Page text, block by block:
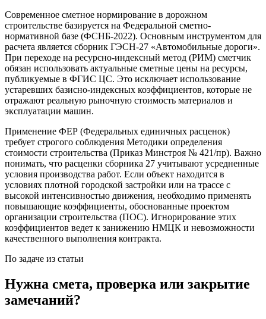
Современное сметное нормирование в дорожном
строительстве базируется на Федеральной сметно-
нормативной базе (ФСНБ-2022). Основным инструментом для
расчета является сборник ГЭСН-27 «Автомобильные дороги».
При переходе на ресурсно-индексный метод (РИМ) сметчик
обязан использовать актуальные сметные цены на ресурсы,
публикуемые в ФГИС ЦС. Это исключает использование
устаревших базисно-индексных коэффициентов, которые не
отражают реальную рыночную стоимость материалов и
эксплуатации машин.
Применение ФЕР (Федеральных единичных расценок)
требует строгого соблюдения Методики определения
стоимости строительства (Приказ Минстроя № 421/пр). Важно
понимать, что расценки сборника 27 учитывают усредненные
условия производства работ. Если объект находится в
условиях плотной городской застройки или на трассе с
высокой интенсивностью движения, необходимо применять
повышающие коэффициенты, обоснованные проектом
организации строительства (ПОС). Игнорирование этих
коэффициентов ведет к занижению НМЦК и невозможности
качественного выполнения контракта.
По задаче из статьи
Нужна смета, проверка или закрытие
замечаний?